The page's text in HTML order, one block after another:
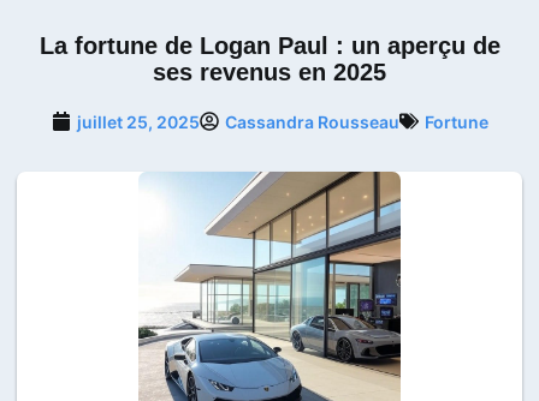
La fortune de Logan Paul : un aperçu de
ses revenus en 2025
juillet 25, 2025 Cassandra Rousseau Fortune